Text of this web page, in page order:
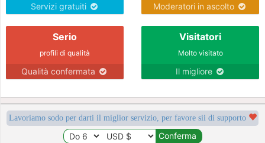
Servizi gratuiti Moderatori in ascolto
Serio
profili di qualità
Qualità confermata
Visitatori
Molto visitato
Il migliore
Lavoriamo sodo per darti il miglior servizio, per favore sii di supporto